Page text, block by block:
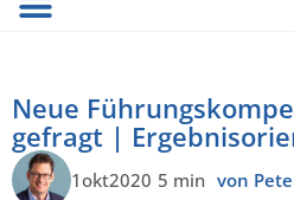
Neue
gefragt |
1okt2020 5 min von